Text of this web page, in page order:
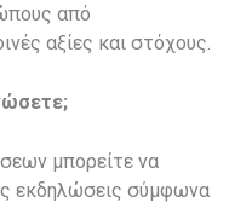
από
αξίες και στόχους.
μπορείτε να
εκδηλώσεις σύμφωνα